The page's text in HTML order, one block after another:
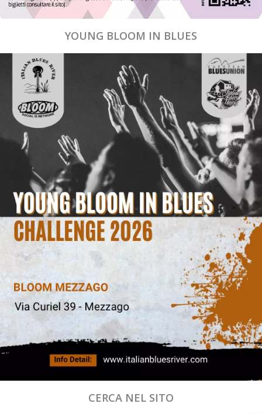
YOUNG BLOOM IN BLUES
CERCA NEL SITO